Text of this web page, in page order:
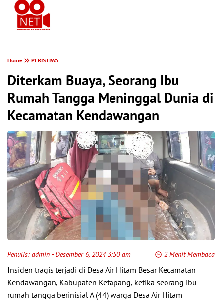
Home PERISTIWA
Diterkam Buaya, Seorang Ibu
Rumah Tangga Meninggal Dunia di
Kecamatan Kendawangan
Penulis: admin - Desember 6, 2024 3:50 am 2 Menit Membaca
Insiden tragis terjadi di Desa Air Hitam Besar Kecamatan
Kendawangan, Kabupaten Ketapang, ketika seorang ibu
rumah tangga berinisial A (44) warga Desa Air Hitam